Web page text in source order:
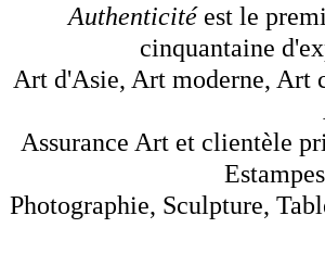
Authenticitéest le
cinquantaine
Art d'Asie, Art moderne, Art
Assurance Art et clientèle
Photographie, Sculpture,